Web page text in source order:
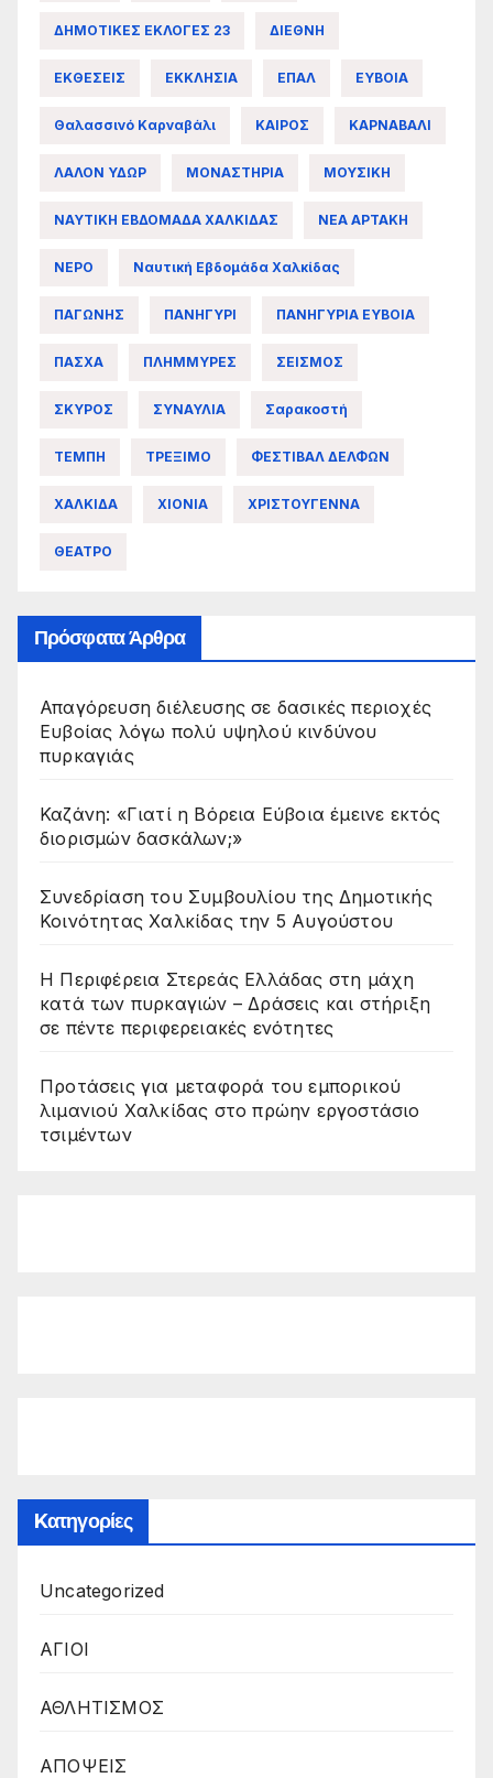
ΔΗΜΟΤΙΚΕΣ ΕΚΛΟΓΕΣ 23 ΔΙΕΘΝΗ
ΕΚΘΕΣΕΙΣ ΕΚΚΛΗΣΙΑ ΕΠΑΛ ΕΥΒΟΙΑ
Θαλασσινό Καρναβάλι ΚΑΙΡΟΣ ΚΑΡΝΑΒΑΛΙ
ΛΑΛΟΝ ΥΔΩΡ ΜΟΝΑΣΤΗΡΙΑ ΜΟΥΣΙΚΗ
ΝΑΥΤΙΚΗ ΕΒΔΟΜΑΔΑ ΧΑΛΚΙΔΑΣ ΝΕΑ ΑΡΤΑΚΗ
ΝΕΡΟ Ναυτική Εβδομάδα Χαλκίδας
ΠΑΓΩΝΗΣ ΠΑΝΗΓΥΡΙ ΠΑΝΗΓΥΡΙΑ ΕΥΒΟΙΑ
ΠΑΣΧΑ ΠΛΗΜΜΥΡΕΣ ΣΕΙΣΜΟΣ
ΣΚΥΡΟΣ ΣΥΝΑΥΛΙΑ Σαρακοστή
ΤΕΜΠΗ ΤΡΕΞΙΜΟ ΦΕΣΤΙΒΑΛ ΔΕΛΦΩΝ
ΧΑΛΚΙΔΑ ΧΙΟΝΙΑ ΧΡΙΣΤΟΥΓΕΝΝΑ
ΘΕΑΤΡΟ
Πρόσφατα Άρθρα
Απαγόρευση διέλευσης σε δασικές περιοχές
Ευβοίας λόγω πολύ υψηλού κινδύνου
πυρκαγιάς
Καζάνη: «Γιατί η Βόρεια Εύβοια έμεινε εκτός
διορισμών δασκάλων;»
Συνεδρίαση του Συμβουλίου της Δημοτικής
Κοινότητας Χαλκίδας την 5 Αυγούστου
Η Περιφέρεια Στερεάς Ελλάδας στη μάχη
κατά των πυρκαγιών – Δράσεις και στήριξη
σε πέντε περιφερειακές ενότητες
Προτάσεις για μεταφορά του εμπορικού
λιμανιού Χαλκίδας στο πρώην εργοστάσιο
τσιμέντων
Kατηγορίες
Uncategorized
ΑΓΙΟΙ
ΑΘΛΗΤΙΣΜΟΣ
ΑΠΟΨΕΙΣ